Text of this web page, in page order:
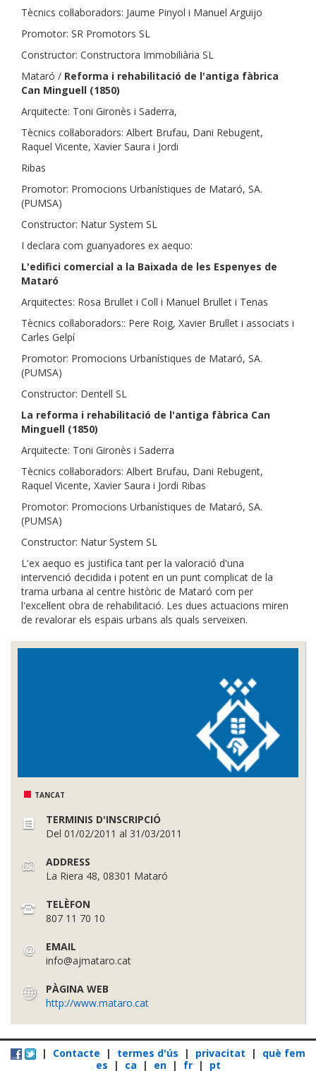
Tècnics col·laboradors: Jaume Pinyol i Manuel Arguijo
Promotor: SR Promotors SL
Constructor: Constructora Immobiliària SL
Mataró / Reforma i rehabilitació de l'antiga fàbrica
Can Minguell (1850)
Arquitecte: Toni Gironès i Saderra,
Tècnics col·laboradors: Albert Brufau, Dani Rebugent,
Raquel Vicente, Xavier Saura i Jordi
Ribas
Promotor: Promocions Urbanístiques de Mataró, SA.
(PUMSA)
Constructor: Natur System SL
I declara com guanyadores ex aequo:
L'edifici comercial a la Baixada de les Espenyes de
Mataró
Arquitectes: Rosa Brullet i Coll i Manuel Brullet i Tenas
Tècnics col·laboradors:: Pere Roig, Xavier Brullet i associats i
Carles Gelpí
Promotor: Promocions Urbanístiques de Mataró, SA.
(PUMSA)
Constructor: Dentell SL
La reforma i rehabilitació de l'antiga fàbrica Can
Minguell (1850)
Arquitecte: Toni Gironès i Saderra
Tècnics col·laboradors: Albert Brufau, Dani Rebugent,
Raquel Vicente, Xavier Saura i Jordi Ribas
Promotor: Promocions Urbanístiques de Mataró, SA.
(PUMSA)
Constructor: Natur System SL
L'ex aequo es justifica tant per la valoració d'una
intervenció decidida i potent en un punt complicat de la
trama urbana al centre històric de Mataró com per
l'excel·lent obra de rehabilitació. Les dues actuacions miren
de revalorar els espais urbans als quals serveixen.
TANCAT
TERMINIS D'INSCRIPCIÓ
Del 01/02/2011 al 31/03/2011
ADDRESS
La Riera 48, 08301 Mataró
TELÈFON
807 11 70 10
EMAIL
info@ajmataro.cat
PÀGINA WEB
http://www.mataro.cat
| Contacte | termes d'ús | privacitat | què fem
es
| ca | en | fr | pt